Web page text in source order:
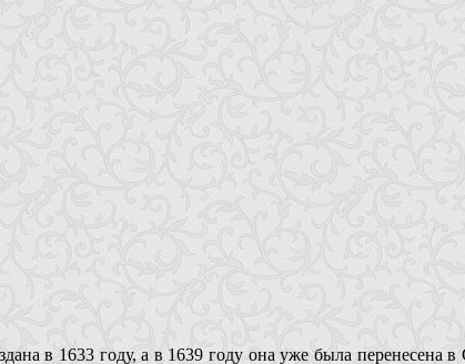
в 1633 году, а в 1639 году она уже была перенесена